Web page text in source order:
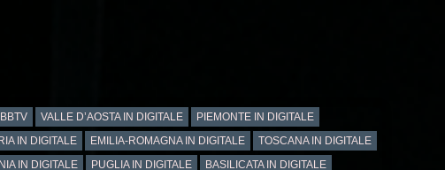
VALLE D’AOSTA IN DIGITALE
PIEMONTE IN DIGITALE
IN DIGITALE EMILIA-ROMAGNA IN DIGITALE
TOSCANA IN DIGITALE
IN DIGITALE PUGLIA IN DIGITALE
BASILICATA IN DIGITALE